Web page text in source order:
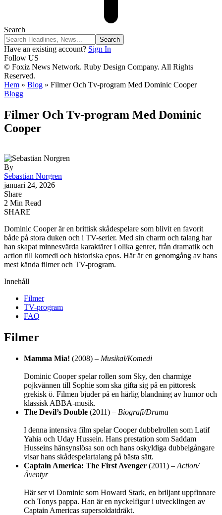
Search
Have an existing account? Sign In
Follow US
© Foxiz News Network. Ruby Design Company. All Rights
Reserved.
Hem » Blog » Filmer Och Tv-program Med Dominic Cooper
Blogg
Filmer Och Tv-program Med Dominic
Cooper
By
Sebastian Norgren
januari 24, 2026
Share
2 Min Read
SHARE
Dominic Cooper är en brittisk skådespelare som blivit en favorit
både på stora duken och i TV-serier. Med sin charm och talang har
han skapat minnesvärda karaktärer i olika genrer, från dramatik och
action till komedi och historiska epos. Här är en genomgång av hans
mest kända filmer och TV-program.
Innehåll
Filmer
TV-program
FAQ
Filmer
Mamma Mia! (2008) – Musikal/Komedi
Dominic Cooper spelar rollen som Sky, den charmige
pojkvännen till Sophie som ska gifta sig på en pittoresk
grekisk ö. Filmen bjuder på en härlig blandning av humor och
klassisk ABBA-musik.
The Devil’s Double (2011) – Biografi/Drama
I denna intensiva film spelar Cooper dubbelrollen som Latif
Yahia och Uday Hussein. Hans prestation som Saddam
Husseins hänsynslösa son och hans oskyldiga dubbelgångare
visar hans skådespelartalang på bästa sätt.
Captain America: The First Avenger (2011) – Action/
Äventyr
Här ser vi Dominic som Howard Stark, en briljant uppfinnare
och Tonys pappa. Han är en nyckelfigur i utvecklingen av
Captain Americas supersoldatdräkt.